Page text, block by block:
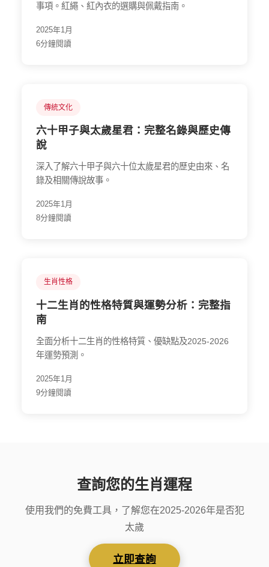
事項。紅繩、紅內衣的選購與佩戴指南。
2025年1月
6分鐘閱讀
傳統文化
六十甲子與太歲星君：完整名錄與歷史傳
說
深入了解六十甲子與六十位太歲星君的歷史由來、名
錄及相關傳說故事。
2025年1月
8分鐘閱讀
生肖性格
十二生肖的性格特質與運勢分析：完整指
南
全面分析十二生肖的性格特質、優缺點及2025-2026
年運勢預測。
2025年1月
9分鐘閱讀
查詢您的生肖運程
使用我們的免費工具，了解您在2025-2026年是否犯
太歲
立即查詢